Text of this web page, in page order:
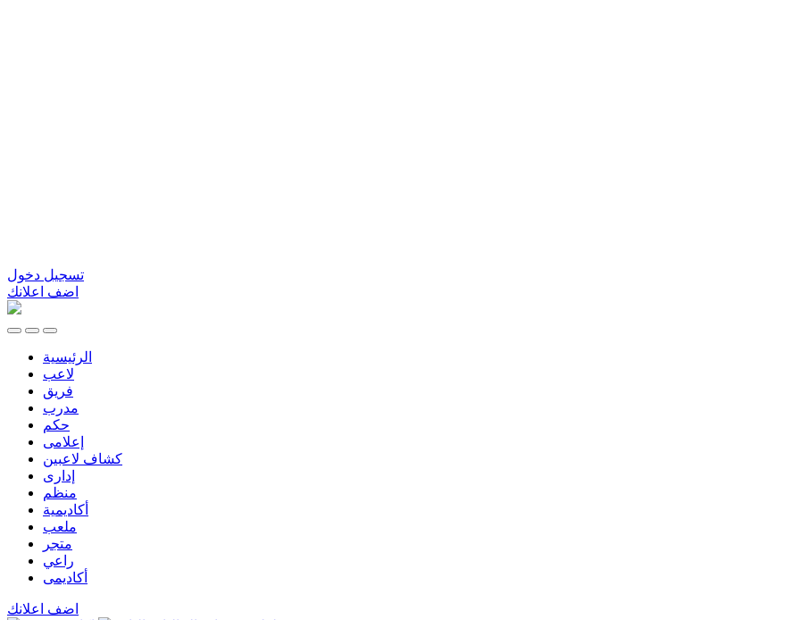
تسجيل دخول
اضف اعلانك
الرئيسية
لاعب
فريق
مدرب
حكم
إعلامى
كشاف لاعبين
إدارى
منظم
أكاديمية
ملعب
متجر
راعي
أكاديمى
اضف اعلانك